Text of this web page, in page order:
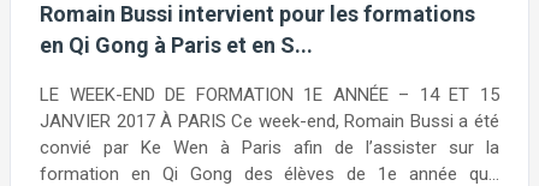
Romain Bussi intervient pour les formations
en Qi Gong à Paris et en S...
LE WEEK-END DE FORMATION 1E ANNÉE – 14 ET 15
JANVIER 2017 À PARIS Ce week-end, Romain Bussi a été
convié par Ke Wen à Paris afin de l’assister sur la
formation en Qi Gong des élèves de 1e année qu...